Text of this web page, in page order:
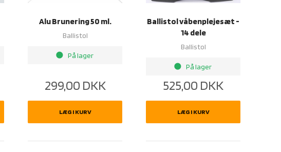
Alu Brunering 50 ml.
Ballistol
brightness_1 På lager
299,00 DKK
LÆG I KURV
Ballistol våbenplejesæt -
14 dele
Ballistol
brightness_1 På lager
525,00 DKK
LÆG I KURV